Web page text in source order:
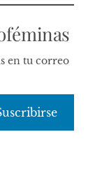
en tu correo